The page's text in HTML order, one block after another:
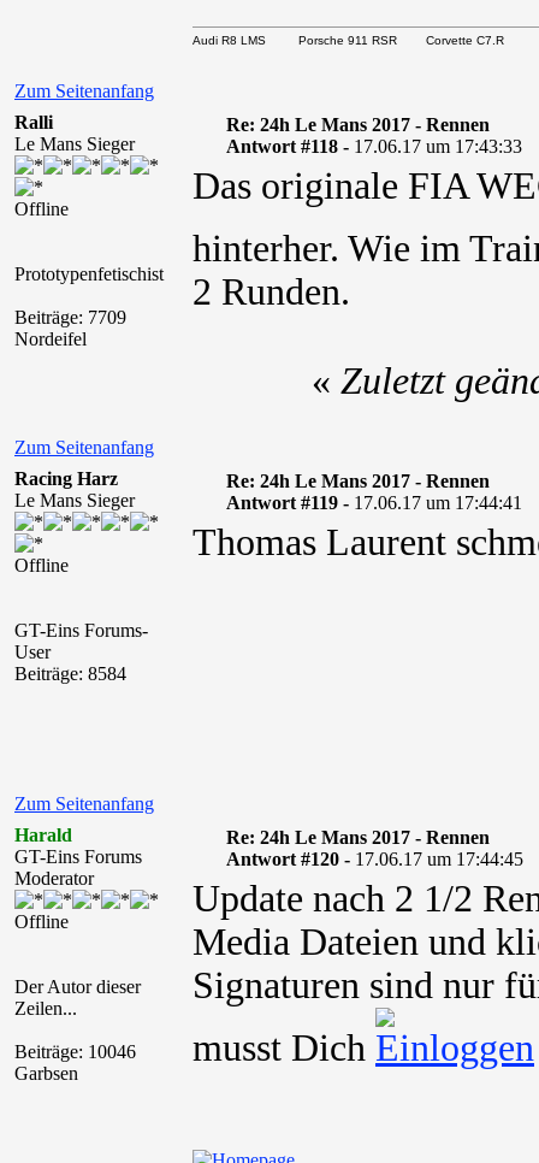
Zum Seitenanfang
Audi R8 LMS Porsche 911 RSR Corvette C7.R
Ralli
Le Mans Sieger
Offline
Prototypenfetischist
Beiträge: 7709
Nordeifel
Re: 24h Le Mans 2017 - Rennen
Antwort #118 - 17.06.17 um 17:43:33
Das originale FIA
hinterher. Wie im
2 Runden.
Zum Seitenanfang
« Zuletzt
Racing Harz
Le Mans Sieger
Offline
GT-Eins Forums-
User
Beiträge: 8584
Re: 24h Le Mans 2017 - Rennen
Antwort #119 - 17.06.17 um 17:44:41
Thomas Laurent
Zum Seitenanfang
Harald
GT-Eins Forums
Moderator
Offline
Der Autor dieser
Zeilen...
Beiträge: 10046
Garbsen
Re: 24h Le Mans 2017 - Rennen
Antwort #120 - 17.06.17 um 17:44:45
Update nach 2 1/2
Media Dateien und
Signaturen sind nur
musst Dich